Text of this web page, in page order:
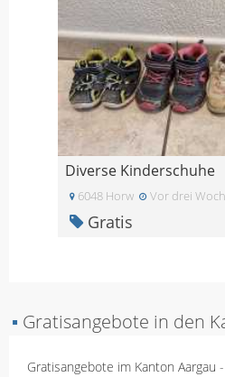
Diverse Kinderschuhe
6048 Horw Vor drei
Gratis
▪ Gratisangebote in den
Gratisangebote im Kanton Aargau -